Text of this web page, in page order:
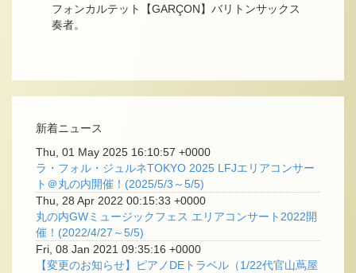
フォンカルテット【GARÇON】バリトンサックス
奏者。
新着ニュース
Thu, 01 May 2025 16:10:57 +0000
ラ・フォル・ジュルネTOKYO 2025 LFJエリアコンサー
ト＠丸の内開催！(2025/5/3～5/5)
Thu, 28 Apr 2022 00:15:33 +0000
丸の内GWミュージックフェス エリアコンサート2022開
催！(2022/4/27～5/5)
Fri, 08 Jan 2021 09:35:16 +0000
【変更のお知らせ】ピアノDEトラベル（1/22代官山蔦屋